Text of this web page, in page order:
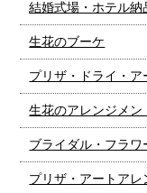
結婚式場・ホテル納
生花のブーケ
プリザ・ドライ・
生花のアレンジメン
ブライダル・フラ
プリザ・アートアレ